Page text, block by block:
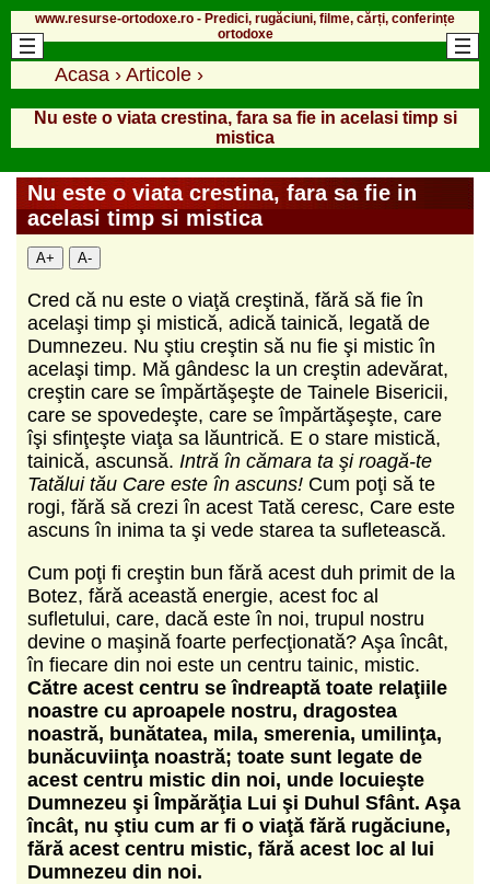
www.resurse-ortodoxe.ro - Predici, rugăciuni, filme, cărți, conferințe
ortodoxe
Acasa › Articole ›
Nu este o viata crestina, fara sa fie in acelasi timp si
mistica
Nu este o viata crestina, fara sa fie in
acelasi timp si mistica
A+ A-
Cred că nu este o viaţă creştină, fără să fie în
acelaşi timp şi mistică, adică tainică, legată de
Dumnezeu. Nu ştiu creştin să nu fie şi mistic în
acelaşi timp. Mă gândesc la un creştin adevărat,
creştin care se împărtăşeşte de Tainele Bisericii,
care se spovedeşte, care se împărtăşeşte, care
îşi sfinţeşte viaţa sa lăuntrică. E o stare mistică,
tainică, ascunsă. Intră în cămara ta şi roagă-te
Tatălui tău Care este în ascuns! Cum poţi să te
rogi, fără să crezi în acest Tată ceresc, Care este
ascuns în inima ta şi vede starea ta sufletească.
Cum poţi fi creştin bun fără acest duh primit de la
Botez, fără această energie, acest foc al
sufletului, care, dacă este în noi, trupul nostru
devine o maşină foarte perfecţionată? Aşa încât,
în fiecare din noi este un centru tainic, mistic.
Către acest centru se îndreaptă toate relaţiile
noastre cu aproapele nostru, dragostea
noastră, bunătatea, mila, smerenia, umilinţa,
bunăcuviinţa noastră; toate sunt legate de
acest centru mistic din noi, unde locuieşte
Dumnezeu şi Împărăţia Lui şi Duhul Sfânt. Aşa
încât, nu ştiu cum ar fi o viaţă fără rugăciune,
fără acest centru mistic, fără acest loc al lui
Dumnezeu din noi.